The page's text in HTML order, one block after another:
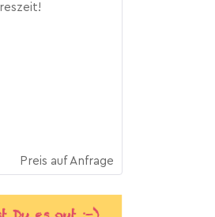
Preis auf Anfrage